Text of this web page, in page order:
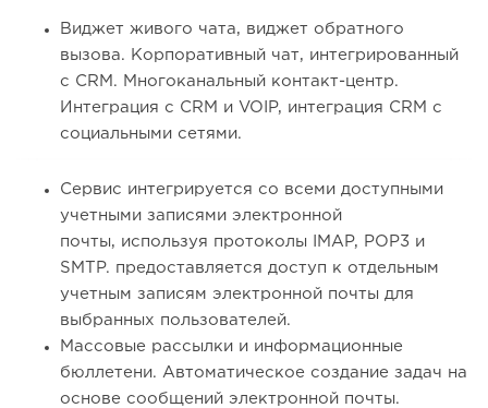
Виджет живого чата, виджет обратного
вызова. Корпоративный чат, интегрированный
с CRM. Многоканальный контакт-центр.
Интеграция с CRM и VOIP, интеграция CRM с
социальными сетями.
Сервис интегрируется со всеми доступными
учетными записями электронной
почты, используя протоколы IMAP, POP3 и
SMTP. предоставляется доступ к отдельным
учетным записям электронной почты для
выбранных пользователей.
Массовые рассылки и информационные
бюллетени. Автоматическое создание задач на
основе сообщений электронной почты.